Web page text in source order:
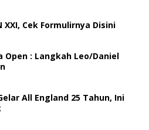
Cek Formulirnya Disini
Open : Langkah Leo/Daniel
All England 25 Tahun, Ini